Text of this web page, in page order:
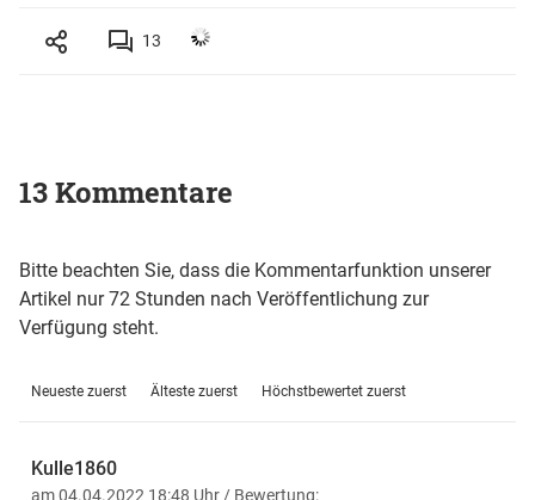
13
13 Kommentare
Bitte beachten Sie, dass die Kommentarfunktion unserer
Artikel nur 72 Stunden nach Veröffentlichung zur
Verfügung steht.
Neueste zuerst Älteste zuerst Höchstbewertet zuerst
Kulle1860
am 04.04.2022 18:48 Uhr / Bewertung: